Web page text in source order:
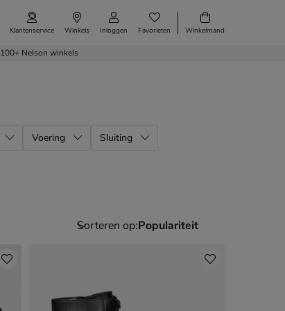
Klantenservice Winkels Inloggen Favorieten Winkelmand
100+ Nelson winkels
Voering
Sluiting
Sorteren op: